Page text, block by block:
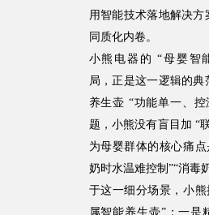
用智能技术落地解决方
同质化内卷。
小熊电器的 “母婴智
局，正是这一逻辑的典
养生壶 “功能单一、控
题，小熊没有盲目加 “
为母婴群体的核心痛点
奶时水温难控制”“消毒
于这一细分场景，小
属智能养生壶”：一是